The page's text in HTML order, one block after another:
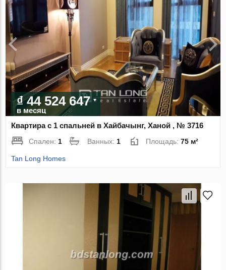
₫ 44 524 647
в месяц
Квартира с 1 спальней в Хайбачынг, Ханой , № 3716
Спален:1 Ванных:1 Площадь:75 м²
Tan Long Homes